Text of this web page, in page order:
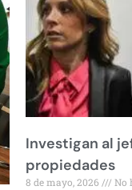
Investigan al
propiedades
8 de mayo, 2026 No